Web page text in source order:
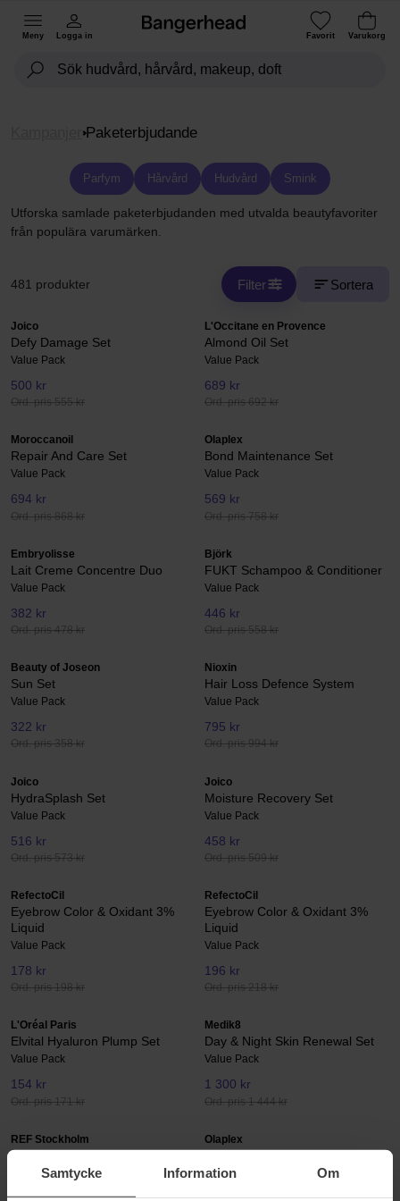
Samtycke Information Om
Meny Logga in Favorit Varukorg
Paketerbjudande
Parfym Hårvård Hudvård Smink
Utforska samlade paketerbjudanden med utvalda beautyfavoriter
från populära varumärken.
481 produkter Filter Sortera
Joico
Defy Damage Set
Value Pack
500 kr
Ord. pris 555 kr
L'Occitane en Provence
Almond Oil Set
Value Pack
689 kr
Ord. pris 692 kr
Moroccanoil
Repair And Care Set
Value Pack
694 kr
Ord. pris 868 kr
Olaplex
Bond Maintenance Set
Value Pack
569 kr
Ord. pris 758 kr
Embryolisse
Lait Creme Concentre Duo
Value Pack
382 kr
Ord. pris 478 kr
Björk
FUKT Schampoo & Conditioner
Value Pack
446 kr
Ord. pris 558 kr
Beauty of Joseon
Sun Set
Value Pack
322 kr
Ord. pris 358 kr
Nioxin
Hair Loss Defence System
Value Pack
795 kr
Ord. pris 994 kr
Joico
HydraSplash Set
Value Pack
516 kr
Ord. pris 573 kr
Joico
Moisture Recovery Set
Value Pack
458 kr
Ord. pris 509 kr
RefectoCil
Eyebrow Color & Oxidant 3%
Liquid
Value Pack
178 kr
Ord. pris 198 kr
RefectoCil
Eyebrow Color & Oxidant 3%
Liquid
Value Pack
196 kr
Ord. pris 218 kr
L'Oréal Paris
Elvital Hyaluron Plump Set
Value Pack
154 kr
Ord. pris 171 kr
Medik8
Day & Night Skin Renewal Set
Value Pack
1 300 kr
Ord. pris 1 444 kr
REF Stockholm
Intense Hydrate Kit
Value Pack
538 kr
Olaplex
Value Pack
561 kr